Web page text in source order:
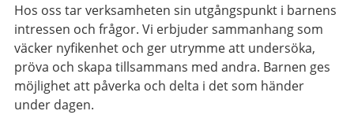
Hos oss tar verksamheten sin utgångspunkt i barnens
intressen och frågor. Vi erbjuder sammanhang som
väcker nyfikenhet och ger utrymme att undersöka,
pröva och skapa tillsammans med andra. Barnen ges
möjlighet att påverka och delta i det som händer
under dagen.